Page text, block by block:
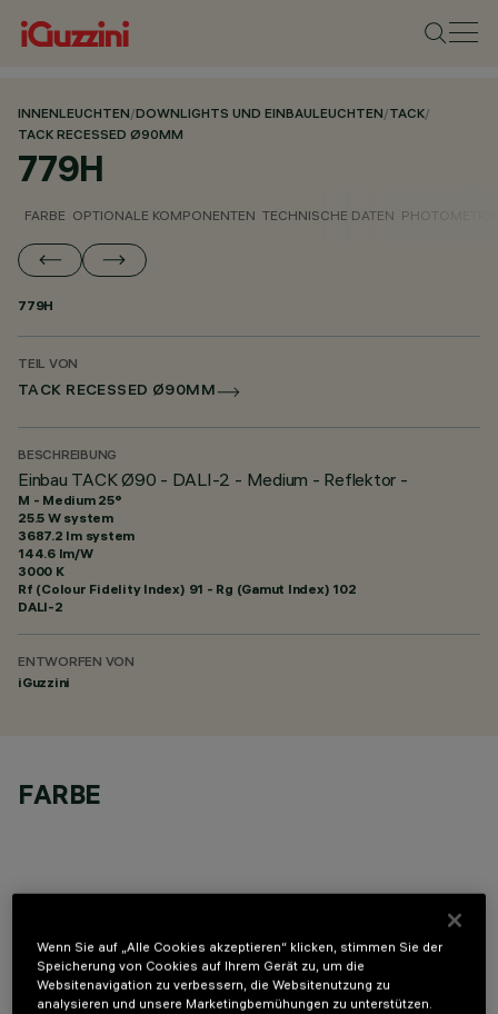
INNENLEUCHTEN/DOWNLIGHTS UND EINBAULEUCHTEN/TACK/
TACK RECESSED Ø90MM
779H
FARBE OPTIONALE KOMPONENTEN TECHNISCHE DATEN
779H
TEIL VON
TACK RECESSED Ø90MM
BESCHREIBUNG
Einbau TACK Ø90 - DALI-2 - Medium - Reflektor -
M - Medium 25°
25.5 W system
3687.2 lm system
144.6 lm/W
3000 K
Rf (Colour Fidelity Index) 91 - Rg (Gamut Index) 102
DALI-2
ENTWORFEN VON
iGuzzini
FARBE
OPTIONALE KOMPONENTEN
Wenn Sie auf „Alle Cookies akzeptieren“ klicken, stimmen Sie der
Speicherung von Cookies auf Ihrem Gerät zu, um die
Websitenavigation zu verbessern, die Websitenutzung zu
analysieren und unsere Marketingbemühungen zu unterstützen.